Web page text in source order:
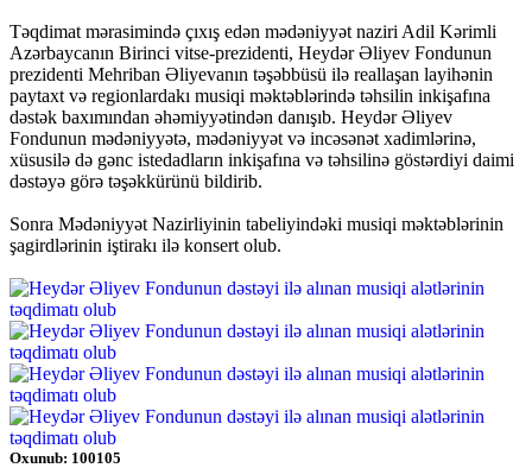
Təqdimat mərasimində çıxış edən mədəniyyət naziri Adil Kərimli
Azərbaycanın Birinci vitse-prezidenti, Heydər Əliyev Fondunun
prezidenti Mehriban Əliyevanın təşəbbüsü ilə reallaşan layihənin
paytaxt və regionlardakı musiqi məktəblərində təhsilin inkişafına
dəstək baxımından əhəmiyyətindən danışıb. Heydər Əliyev
Fondunun mədəniyyətə, mədəniyyət və incəsənət xadimlərinə,
xüsusilə də gənc istedadların inkişafına və təhsilinə göstərdiyi daimi
dəstəyə görə təşəkkürünü bildirib.
Sonra Mədəniyyət Nazirliyinin tabeliyindəki musiqi məktəblərinin
şagirdlərinin iştirakı ilə konsert olub.
Oxunub: 100105